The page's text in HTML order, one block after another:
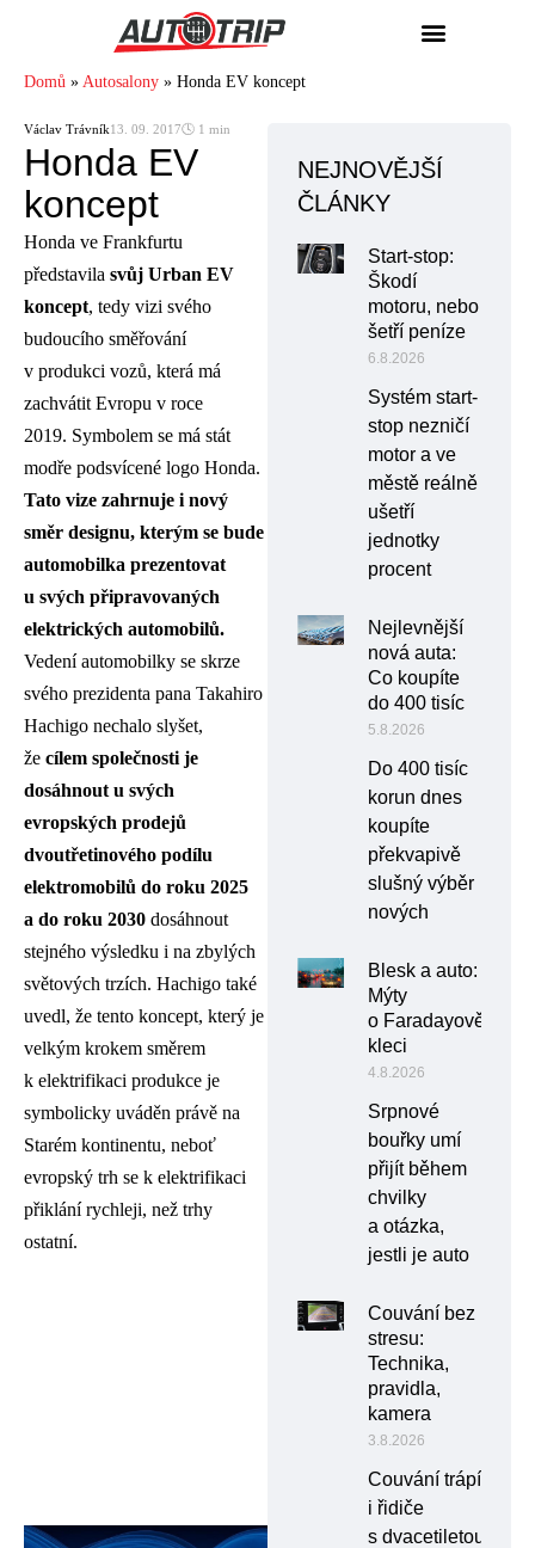
Domů » Autosalony » Honda EV koncept
Václav Trávník13. 09. 2017🕓 1 min
Honda EV
koncept
Honda ve Frankfurtu
představila svůj Urban EV
koncept, tedy vizi svého
budoucího směřování
v produkci vozů, která má
zachvátit Evropu v roce
2019. Symbolem se má stát
modře podsvícené logo Honda.
Tato vize zahrnuje i nový
směr designu, kterým se bude
automobilka prezentovat
u svých připravovaných
elektrických automobilů.
Vedení automobilky se skrze
svého prezidenta pana Takahiro
Hachigo nechalo slyšet,
že cílem společnosti je
dosáhnout u svých
evropských prodejů
dvoutřetinového podílu
elektromobilů do roku 2025
a do roku 2030 dosáhnout
stejného výsledku i na zbylých
světových trzích. Hachigo také
uvedl, že tento koncept, který je
velkým krokem směrem
k elektrifikaci produkce je
symbolicky uváděn právě na
Starém kontinentu, neboť
evropský trh se k elektrifikaci
přiklání rychleji, než trhy
ostatní.
NEJNOVĚJŠÍ
ČLÁNKY
Start-stop:
Škodí
motoru, nebo
šetří peníze
6.8.2026
Systém start-
stop nezničí
motor a ve
městě reálně
ušetří
jednotky
procent
Nejlevnější
nová auta:
Co koupíte
do 400 tisíc
5.8.2026
Do 400 tisíc
korun dnes
koupíte
překvapivě
slušný výběr
nových
Blesk a auto:
Mýty
o Faradayově
kleci
4.8.2026
Srpnové
bouřky umí
přijít během
chvilky
a otázka,
jestli je auto
Couvání bez
stresu:
Technika,
pravidla,
kamera
3.8.2026
Couvání trápí
i řidiče
s dvacetiletou